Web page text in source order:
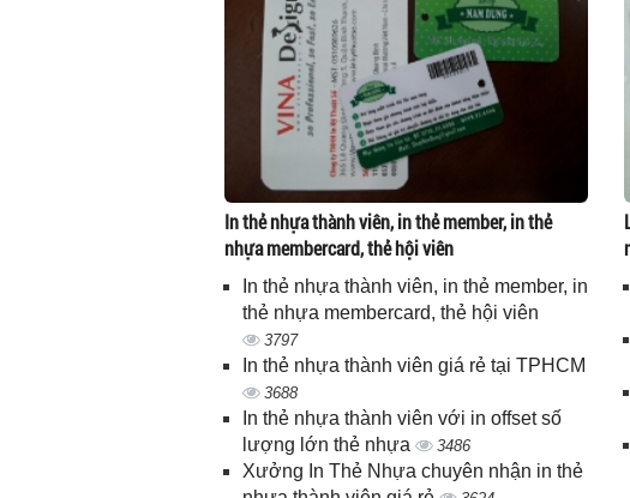
In thẻ nhựa thành viên, in thẻ member, in thẻ
nhựa membercard, thẻ hội viên
In thẻ nhựa thành viên, in thẻ member, in
thẻ nhựa membercard, thẻ hội viên
3797
In thẻ nhựa thành viên giá rẻ tại TPHCM
3688
In thẻ nhựa thành viên với in offset số
lượng lớn thẻ nhựa
3486
Xưởng In Thẻ Nhựa chuyên nhận in thẻ